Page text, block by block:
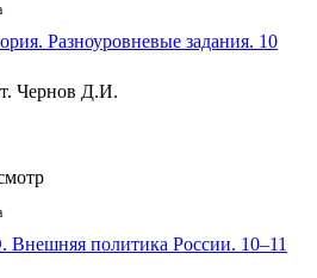
Разноуровневые задания. 10
Чернов Д.И.
Внешняя политика России. 10–11